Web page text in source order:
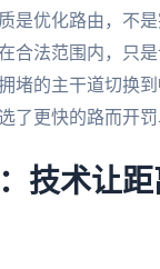
是优化路由，不
合法范围内，只
堵的主干道切换到
了更快的路而开罚
技术让